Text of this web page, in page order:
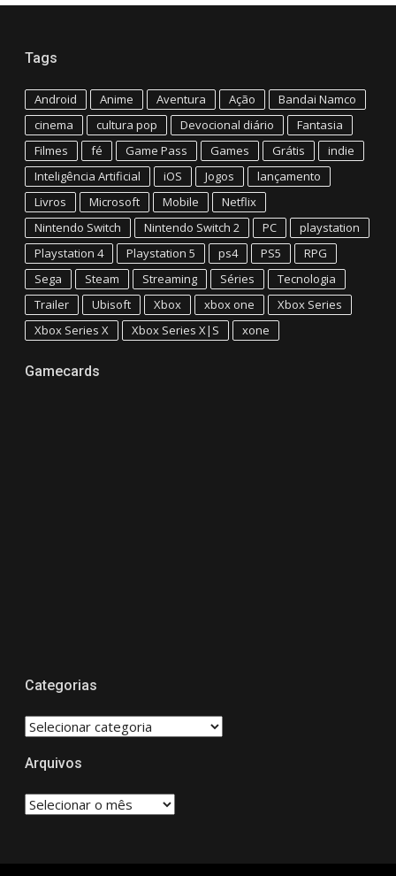
Tags
Android Anime Aventura Ação
Bandai Namco
cinema
cultura pop Devocional diário
Fantasia
Filmes
fé Game Pass Games Grátis
indie
Inteligência Artificial
iOS Jogos
lançamento
Livros
Microsoft Mobile
Netflix
Nintendo Switch
Nintendo Switch 2 PC
playstation
Playstation 4
Playstation 5 ps4 PS5
RPG
Sega
Steam Streaming Séries
Tecnologia
Trailer
Ubisoft Xbox xbox one
Xbox Series
Xbox Series X
Xbox Series X|S xone
Gamecards
Categorias
CATEGORIAS
Arquivos
Arquivos